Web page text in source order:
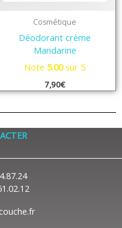
Cosmétique
Déodorant crème
Mandarine
Note 5.00sur 5
7,90€